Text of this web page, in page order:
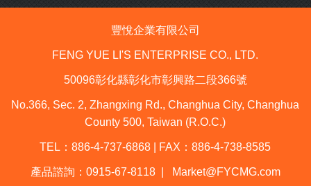
豐悅企業有限公司
FENG YUE LI'S ENTERPRISE CO., LTD.
50096彰化縣彰化市彰興路二段366號
No.366, Sec. 2, Zhangxing Rd., Changhua City, Changhua
County 500, Taiwan (R.O.C.)
TEL ：886-4-737-6868 | FAX ：886-4-738-8585
產品諮詢： 0915-67-8118 | Market@FYCMG.com